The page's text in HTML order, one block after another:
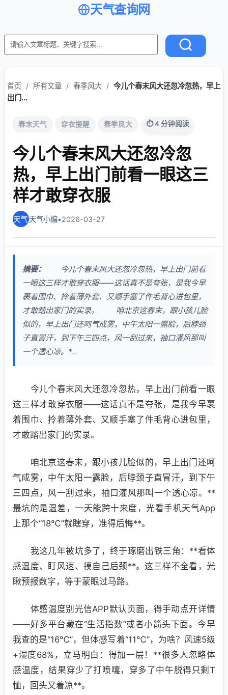
天气查询网
首页 / 所有文章 / 春季风大 / 今儿个春末风大还忽冷忽热，早上
出门...
春末天气 穿衣提醒 春季风大 ⏱ 4 分钟阅读
今儿个春末风大还忽冷忽
热，早上出门前看一眼这三
样才敢穿衣服
天气小编•2026-03-27
摘要：
今儿个春末风大还忽冷忽热，早上出门前看
一眼这三样才敢穿衣服——这话真不是夸张，是我今早
裹着围巾、拎着薄外套、又顺手塞了件毛背心进包里，
才敢踏出家门的实录。 咱北京这春末，跟小孩儿脸
似的，早上出门还呵气成雾，中午太阳一露脸，后脖颈
子直冒汗，到下午三四点，风一刮过来，袖口灌风那叫
一个透心凉。*...
今儿个春末风大还忽冷忽热，早上出门前看一眼
这三样才敢穿衣服——这话真不是夸张，是我今早裹
着围巾、拎着薄外套、又顺手塞了件毛背心进包里，
才敢踏出家门的实录。
咱北京这春末，跟小孩儿脸似的，早上出门还呵
气成雾，中午太阳一露脸，后脖颈子直冒汗，到下午
三四点，风一刮过来，袖口灌风那叫一个透心凉。**
最坑的是温差，一天能跨十来度，光看手机天气App
上那个“18℃”就瞎穿，准得后悔**。
我这几年被坑多了，终于琢磨出铁三角：**看体
感温度、盯风速、摸自己后颈**。这三样不全看，光
瞅预报数字，等于蒙眼过马路。
体感温度别光信APP默认页面，得手动点开详情
——好多平台藏在“生活指数”或者小箭头下面。今早
我查的是“16℃”，但体感写着“11℃”，为啥？风速5级
+湿度68%，立马明白：得加一层！**很多人忽略体
感温度，结果穿少了打喷嚏，穿多了中午脱得只剩T
恤，回头又着凉**。